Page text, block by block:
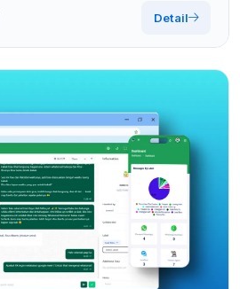
Detail